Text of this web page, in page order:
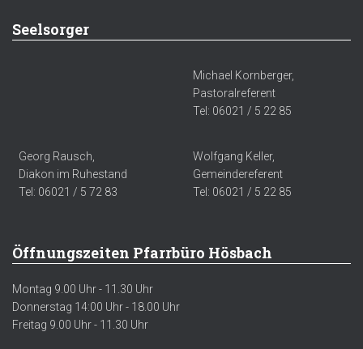
Seelsorger
Michael Kornberger,
Pastoralreferent
Tel: 06021 / 5 22 85
Georg Rausch,
Diakon im Ruhestand
Tel: 06021 / 5 72 83
Wolfgang Keller,
Gemeindereferent
Tel: 06021 / 5 22 85
Öffnungszeiten Pfarrbüro Hösbach
Montag 9.00 Uhr - 11.30 Uhr
Donnerstag 14:00 Uhr - 18.00 Uhr
Freitag 9.00 Uhr - 11.30 Uhr